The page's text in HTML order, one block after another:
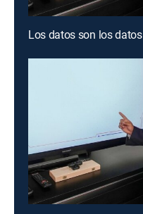
Los datos son los datos